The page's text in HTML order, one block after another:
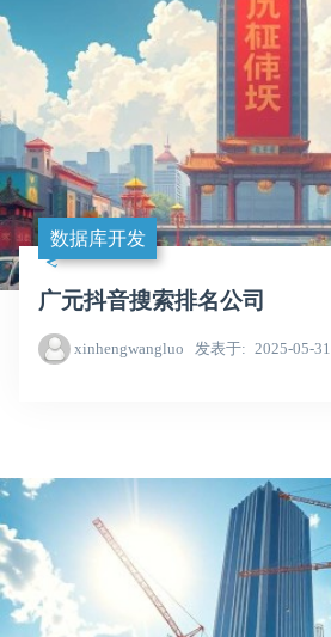
数据库开发
广元抖音搜索排名公司
xinhengwangluo 发表于 2025-05-31